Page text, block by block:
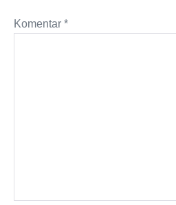
Komentar *